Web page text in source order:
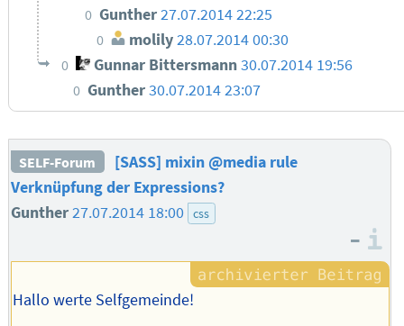
0 Gunther27.07.2014 22:25
0 molily28.07.2014 00:30
0 Gunnar Bittersmann 30.07.2014 19:56
0 Gunther30.07.2014 23:07
SELF-Forum
[SASS] mixin @media rule
Verknüpfung der Expressions?
Gunther27.07.2014 18:00 css
–
Hallo werte Selfgemeinde!